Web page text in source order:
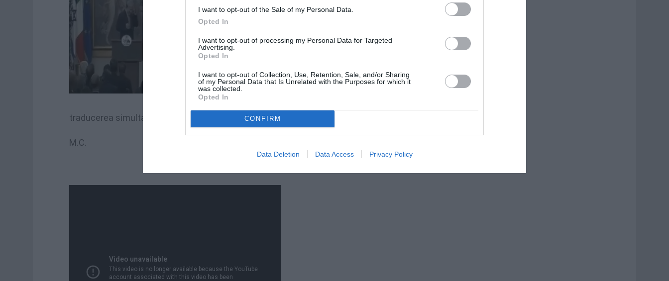
I want to opt-out of the Sale of my Personal Data.
Opted In
I want to opt-out of processing my Personal Data for Targeted
Advertising.
Opted In
I want to opt-out of Collection, Use, Retention, Sale, and/or Sharing
of my Personal Data that Is Unrelated with the Purposes for which it
was collected.
Opted In
CONFIRM
Data Deletion Data Access Privacy Policy
Netanyahu, oarecum stânjenit, ȋşi
traducerea simultană, când şi-a dat seama de gluma premierului italian.
M.C.